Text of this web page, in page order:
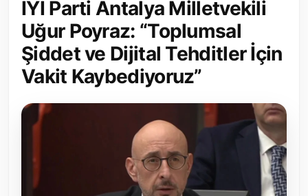
Yerel Yönetimler
Mülki İdare
Toplum ve Yaşam
Sivil Toplum Kuruluşları
Kamu Kurumları ve Üst Kurullar
Resmi Reklamlar
İYİ Parti Antalya Milletvekili
Uğur Poyraz: “Toplumsal
Şiddet ve Dijital Tehditler İçin
Vakit Kaybediyoruz”